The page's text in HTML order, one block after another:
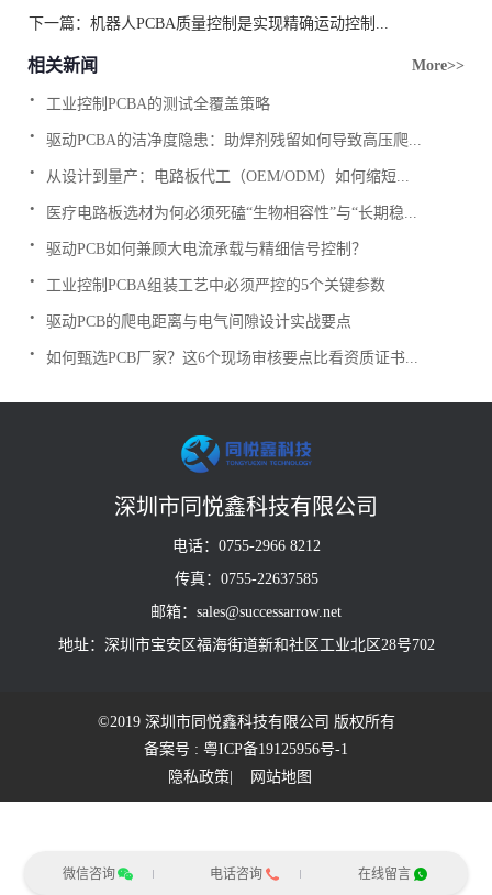
下一篇：机器人PCBA质量控制是实现精确运动控制...
相关新闻 More>>
工业控制PCBA的测试全覆盖策略
.
驱动PCBA的洁净度隐患：助焊剂残留如何导致高压爬...
.
从设计到量产：电路板代工（OEM/ODM）如何缩短...
.
医疗电路板选材为何必须死磕“生物相容性”与“长期稳...
.
驱动PCB如何兼顾大电流承载与精细信号控制？
.
工业控制PCBA组装工艺中必须严控的5个关键参数
.
驱动PCB的爬电距离与电气间隙设计实战要点
.
如何甄选PCB厂家？这6个现场审核要点比看资质证书...
.
深圳市同悦鑫科技有限公司
电话：0755-2966 8212
传真：0755-22637585
邮箱：sales@successarrow.net
地址：深圳市宝安区福海街道新和社区工业北区28号702
©2019 深圳市同悦鑫科技有限公司 版权所有
备案号 : 粤ICP备19125956号-1
| 网站地图
隐私政策
微信咨询 电话咨询 在线留言